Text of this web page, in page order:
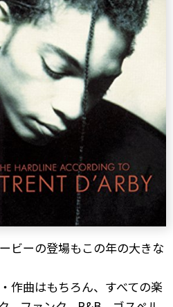
ビーの登場もこの年の大きな
作曲はもちろん、すべての楽